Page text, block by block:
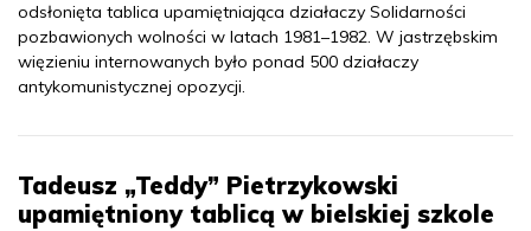
odsłonięta tablica upamiętniająca działaczy Solidarności
pozbawionych wolności w latach 1981–1982. W jastrzębskim
więzieniu internowanych było ponad 500 działaczy
antykomunistycznej opozycji.
Tadeusz „Teddy” Pietrzykowski
upamiętniony tablicą w bielskiej szkole